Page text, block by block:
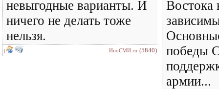
невыгодные варианты. И
ничего не делать тоже
нельзя.
1 ИноСМИ.ru (5840)
Востока
победы
армии...